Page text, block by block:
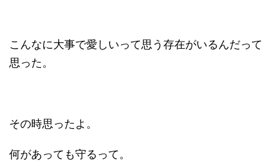
こんなに大事で愛しいって思う存在がいるんだって
思った。
その時思ったよ。
何があっても守るって。